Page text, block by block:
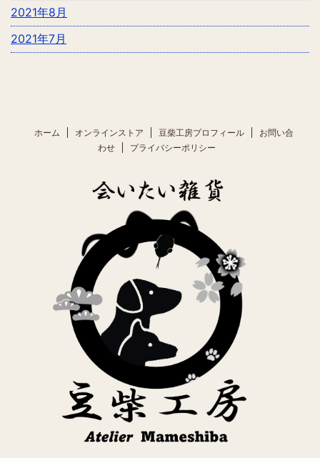
2021年8月
2021年7月
ホーム オンラインストア 豆柴工房プロフィール
お問い合
わせ
プライバシーポリシー